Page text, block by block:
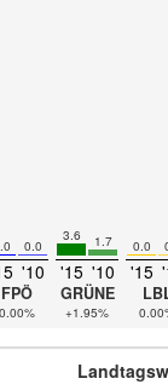
0.0
'10
FPÖ
0.00%
3.6 1.7
'15 '10
GRÜNE
+1.95%
0.0
'15